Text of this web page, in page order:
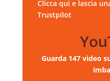
Clicca qui e lascia
Trustpilot
Guarda 147 video